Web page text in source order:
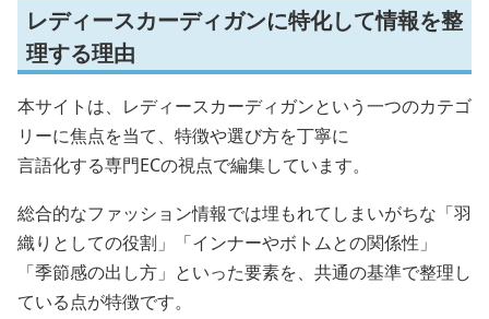
レディースカーディガンに特化して情報を整
理する理由
本サイトは、レディースカーディガンという一つのカテゴ
リーに焦点を当て、特徴や選び方を丁寧に
言語化する専門ECの視点で編集しています。
総合的なファッション情報では埋もれてしまいがちな「羽
織りとしての役割」「インナーやボトムとの関係性」
「季節感の出し方」といった要素を、共通の基準で整理し
ている点が特徴です。